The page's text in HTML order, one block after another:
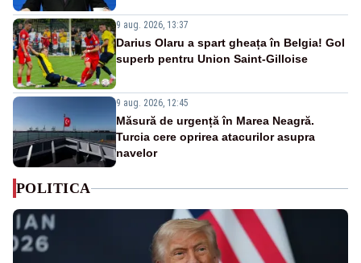
9 aug. 2026, 13:37
Darius Olaru a spart gheața în Belgia! Gol
superb pentru Union Saint-Gilloise
9 aug. 2026, 12:45
Măsură de urgență în Marea Neagră.
Turcia cere oprirea atacurilor asupra
navelor
POLITICA